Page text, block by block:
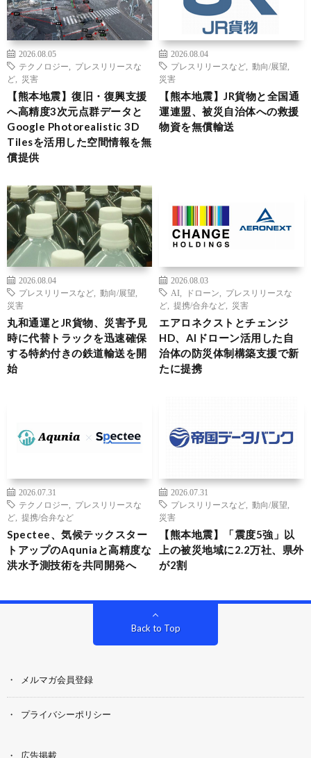
2026.08.05
テクノロジー
プレスリリースな
ど
災害
【熊本地震】復旧・復興支援
へ高精度3次元点群データと
Google Photorealistic 3D
Tilesを活用した空間情報を無
償提供
2026.08.04
プレスリリースなど
動向/展望
災害
【熊本地震】JR貨物と全国通
運連盟、被災自治体への救援
物資を無償輸送
2026.08.04
プレスリリースなど
動向/展望
災害
丸和通運とJR貨物、災害予見
時に代替トラックを迅速確保
する特約付きの鉄道輸送を開
始
2026.08.03
AI
ドローン
プレスリリースな
ど
提携/合弁など 災害
エアロネクストとチェンジ
HD、AIドローン活用した自
治体の防災体制構築支援で新
たに提携
2026.07.31
テクノロジー
プレスリリースな
ど
提携/合弁など
Spectee、気候テックスター
トアップのAquniaと高精度な
洪水予測技術を共同開発へ
2026.07.31
プレスリリースなど
動向/展望
災害
【熊本地震】「震度5強」以
上の被災地域に2.2万社、県外
が2割
Back to Top
メルマガ会員登録
プライバシーポリシー
広告掲載